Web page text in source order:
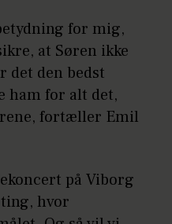
for mig,
at Søren ikke
det den bedst
ham for alt det,
fortæller Emil
på Viborg
hvor